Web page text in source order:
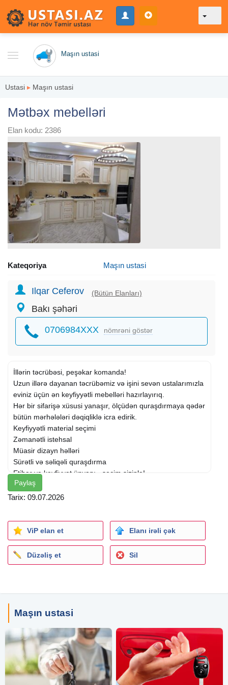
Maşın ustasi
Ustasi ▸ Maşın ustasi
Mətbəx mebelləri
Elan kodu: 2386
Kateqoriya Maşın ustasi
Ilqar Ceferov (Bütün Elanları)
Bakı şəhəri
0706984XXX nömrəni göstər
İllərin təcrübəsi, peşəkar komanda!
Uzun illərə dayanan təcrübəmiz və işini sevən ustalarımızla
eviniz üçün ən keyfiyyətli mebelləri hazırlayırıq.
Hər bir sifarişə xüsusi yanaşır, ölçüdən quraşdırmaya qədər
bütün mərhələləri dəqiqliklə icra edirik.
Keyfiyyətli material seçimi
Zəmanətli istehsal
Müasir dizayn həlləri
Sürətli və səliqəli quraşdırma
Etibar və keyfiyyət ünvanı - seçim sizinlə!
#mətbəxmebeli #metbexmebeli #mətbəxdizaynı
#mətbəxtəmir #mətbəxinteryeri #mebel #bakumebel
#кухоннаямебель #мебелькухня #кухняназаказ
#кухонныйгарнитур #мебельназаказ #дизайнкухни
#ремонткухни #интерьеркухни #мебельбаку
Paylaş
Tarix: 09.07.2026
ViP elan et Elanı irəli çək
Düzəliş et Sil
Maşın ustasi